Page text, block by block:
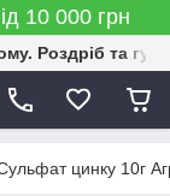
10 000 грн
Роздріб та
цинку 10г